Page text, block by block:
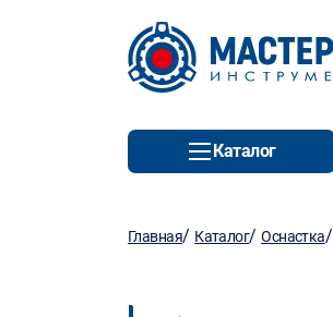
Каталог
Главная/ Каталог/Оснастка/